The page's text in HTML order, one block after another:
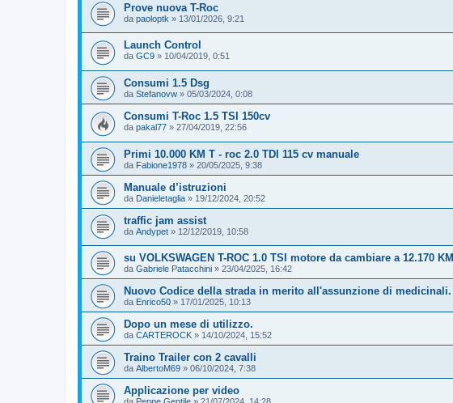
Prove nuova T-Roc
da paoloptk » 13/01/2026, 9:21
Launch Control
da GC9 » 10/04/2019, 0:51
Consumi 1.5 Dsg
da Stefanovw » 05/03/2024, 0:08
Consumi T-Roc 1.5 TSI 150cv
da pakal77 » 27/04/2019, 22:56
Primi 10.000 KM T - roc 2.0 TDI 115 cv manuale
da Fabione1978 » 20/05/2025, 9:38
Manuale d’istruzioni
da Danieletaglia » 19/12/2024, 20:52
traffic jam assist
da Andypet » 12/12/2019, 10:58
su VOLKSWAGEN T-ROC 1.0 TSI motore da cambiare a 12.170 KM
da Gabriele Patacchini » 23/04/2025, 16:42
Nuovo Codice della strada in merito all'assunzione di medicinali.
da Enrico50 » 17/01/2025, 10:13
Dopo un mese di utilizzo.
da CARTEROCK » 14/10/2024, 15:52
Traino Trailer con 2 cavalli
da AlbertoM69 » 06/10/2024, 7:38
Applicazione per video